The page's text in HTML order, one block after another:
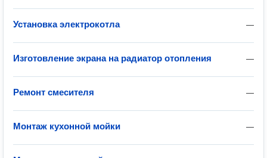
—
Установка электрокотла
—
Изготовление экрана на радиатор отопления
—
Ремонт смесителя
—
Монтаж кухонной мойки